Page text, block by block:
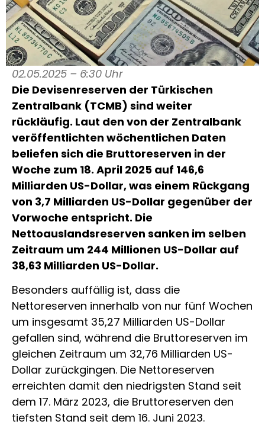
02.05.2025 – 6:30 Uhr
Die Devisenreserven der Türkischen
Zentralbank (TCMB) sind weiter
rückläufig. Laut den von der Zentralbank
veröffentlichten wöchentlichen Daten
beliefen sich die Bruttoreserven in der
Woche zum 18. April 2025 auf 146,6
Milliarden US-Dollar, was einem Rückgang
von 3,7 Milliarden US-Dollar gegenüber der
Vorwoche entspricht. Die
Nettoauslandsreserven sanken im selben
Zeitraum um 244 Millionen US-Dollar auf
38,63 Milliarden US-Dollar.
Besonders auffällig ist, dass die
Nettoreserven innerhalb von nur fünf Wochen
um insgesamt 35,27 Milliarden US-Dollar
gefallen sind, während die Bruttoreserven im
gleichen Zeitraum um 32,76 Milliarden US-
Dollar zurückgingen. Die Nettoreserven
erreichten damit den niedrigsten Stand seit
dem 17. März 2023, die Bruttoreserven den
tiefsten Stand seit dem 16. Juni 2023.